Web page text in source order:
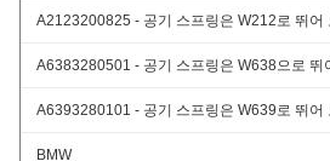
A2123200825 - 공기 스프링은 W212로 뛰어
A6383280501 - 공기 스프링은 W638으로 뛰
A6393280101 - 공기 스프링은 W639로 뛰어
BMW